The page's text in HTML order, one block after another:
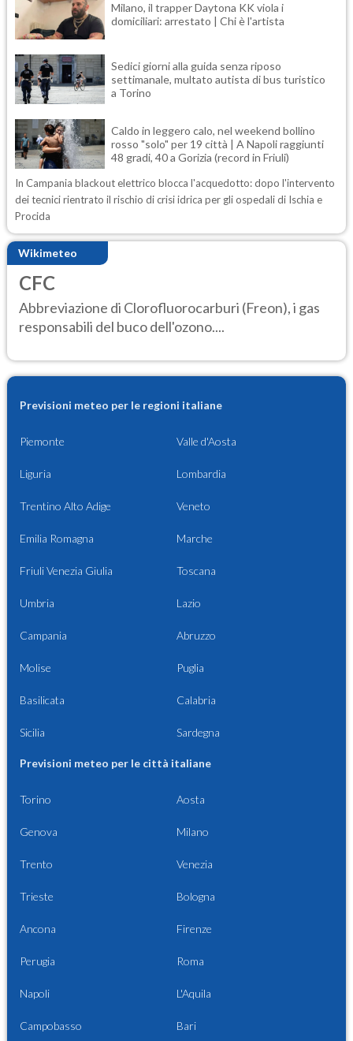
Milano, il trapper Daytona KK viola i
domiciliari: arrestato | Chi è l'artista
Sedici giorni alla guida senza riposo
settimanale, multato autista di bus turistico
a Torino
Caldo in leggero calo, nel weekend bollino
rosso "solo" per 19 città | A Napoli raggiunti
48 gradi, 40 a Gorizia (record in Friuli)
In Campania blackout elettrico blocca l'acquedotto: dopo l'intervento
dei tecnici rientrato il rischio di crisi idrica per gli ospedali di Ischia e
Procida
Wikimeteo
CFC
Abbreviazione di Clorofluorocarburi (Freon), i gas
responsabili del buco dell'ozono....
Previsioni meteo per le regioni italiane
Piemonte Valle d'Aosta
Liguria Lombardia
Trentino Alto Adige Veneto
Emilia Romagna Marche
Friuli Venezia Giulia Toscana
Umbria Lazio
Campania Abruzzo
Molise Puglia
Basilicata Calabria
Sicilia Sardegna
Previsioni meteo per le città italiane
Torino Aosta
Genova Milano
Trento Venezia
Trieste Bologna
Ancona Firenze
Perugia Roma
Napoli L'Aquila
Campobasso Bari